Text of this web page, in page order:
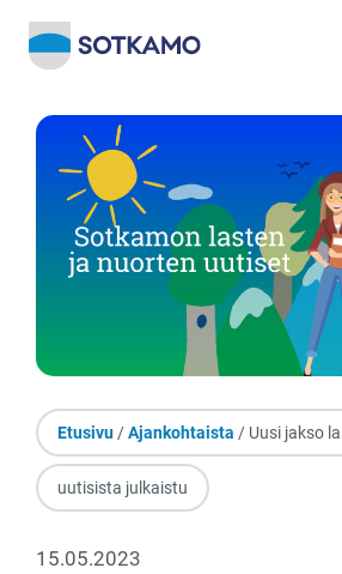
Etusivu/Ajankohtaista / Uusi jakso
uutisista julkaistu
15.05.2023